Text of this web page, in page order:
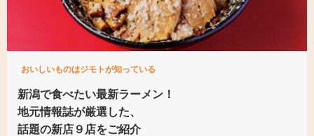
おいしいものはジモトが知っている
新潟で食べたい最新ラーメン！
地元情報誌が厳選した、
話題の新店９店をご紹介